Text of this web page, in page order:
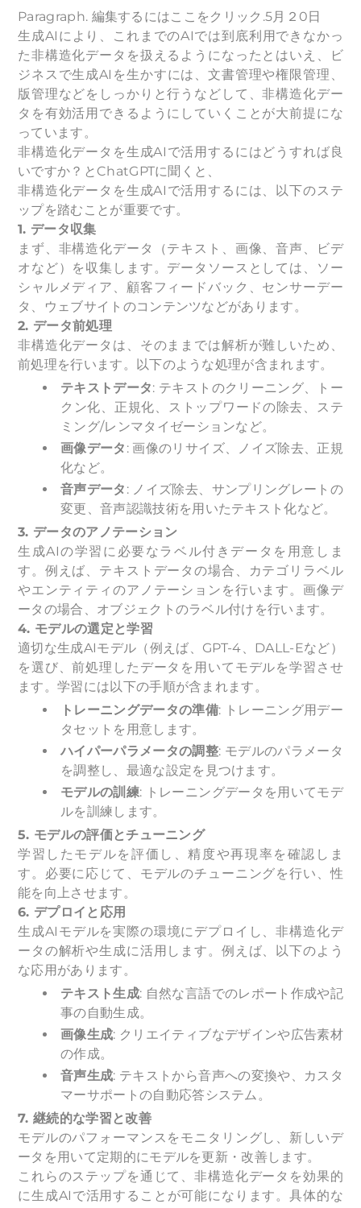
Paragraph. 編集するにはここをクリック.​5月２0日
生成AIにより、これまでのAIでは到底利用できなかっ
た非構造化データを扱えるようになったとはいえ、ビ
ジネスで生成AIを生かすには、文書管理や権限管理、
版管理などをしっかりと行うなどして、非構造化デー
タを有効活用できるようにしていくことが大前提にな
っています。
非構造化データを生成AIで活用するにはどうすれば良
いですか？とChatGPTに聞くと、
非構造化データを生成AIで活用するには、以下のステ
ップを踏むことが重要です。
1. データ収集
まず、非構造化データ（テキスト、画像、音声、ビデ
オなど）を収集します。データソースとしては、ソー
シャルメディア、顧客フィードバック、センサーデー
タ、ウェブサイトのコンテンツなどがあります。
2. データ前処理
非構造化データは、そのままでは解析が難しいため、
前処理を行います。以下のような処理が含まれます。
テキストデータ: テキストのクリーニング、トー
クン化、正規化、ストップワードの除去、ステ
ミング/レンマタイゼーションなど。
画像データ : 画像のリサイズ、ノイズ除去、正規
化など。
音声データ : ノイズ除去、サンプリングレートの
変更、音声認識技術を用いたテキスト化など。
3. データのアノテーション
生成AIの学習に必要なラベル付きデータを用意しま
す。例えば、テキストデータの場合、カテゴリラベル
やエンティティのアノテーションを行います。画像デ
ータの場合、オブジェクトのラベル付けを行います。
4. モデルの選定と学習
適切な生成AIモデル（例えば、GPT-4、DALL-Eなど）
を選び、前処理したデータを用いてモデルを学習させ
ます。学習には以下の手順が含まれます。
トレーニングデータの準備: トレーニング用デー
タセットを用意します。
ハイパーパラメータの調整: モデルのパラメータ
を調整し、最適な設定を見つけます。
モデルの訓練: トレーニングデータを用いてモデ
ルを訓練します。
5. モデルの評価とチューニング
学習したモデルを評価し、精度や再現率を確認しま
す。必要に応じて、モデルのチューニングを行い、性
能を向上させます。
6. デプロイと応用
生成AIモデルを実際の環境にデプロイし、非構造化デ
ータの解析や生成に活用します。例えば、以下のよう
な応用があります。
テキスト生成: 自然な言語でのレポート作成や記
事の自動生成。
画像生成: クリエイティブなデザインや広告素材
の作成。
音声生成: テキストから音声への変換や、カスタ
マーサポートの自動応答システム。
7. 継続的な学習と改善
モデルのパフォーマンスをモニタリングし、新しいデ
ータを用いて定期的にモデルを更新・改善します。
これらのステップを通じて、非構造化データを効果的
に生成AIで活用することが可能になります。具体的な